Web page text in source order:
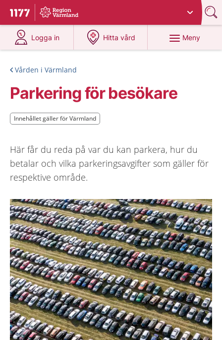
Till startsidan för 1177
Du har valt region
Logga in
på 1177.se
Hitta vård
på 1177.se
Meny
Vården i Värmland
Parkering för besökare
Innehållet gäller för Värmland
Innehållet gäller för Värmland
Här får du reda på var du kan parkera, hur du
betalar och vilka parkeringsavgifter som gäller för
respektive område.